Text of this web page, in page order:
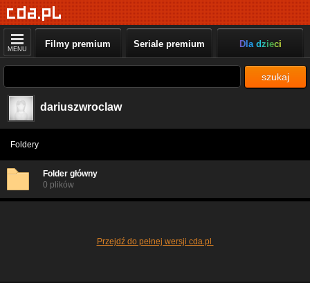
MENU Filmy premium Seriale premium Dla dzieci
szukaj
dariuszwroclaw
Foldery
Folder główny
0 plików
Przejdź do pełnej wersji cda.pl